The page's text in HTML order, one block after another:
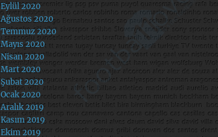
Eylül 2020
Ağustos 2020
Temmuz 2020
Mayıs 2020
Nisan 2020
Mart 2020
Şubat 2020
Ocak 2020
Aralık 2019
Kasım 2019
Ekim 2019